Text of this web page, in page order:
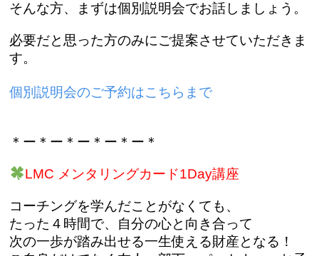
そんな方、まずは個別説明会でお話しましょう。
必要だと思った方のみにご提案させていただきま
す。
個別説明会のご予約はこちらまで
＊ー＊ー＊ー＊ー＊ー＊
LMC メンタリングカード1Day講座
コーチングを学んだことがなくても、
たった４時間で、自分の心と向き合って
次の一歩が踏み出せる一生使える財産となる！